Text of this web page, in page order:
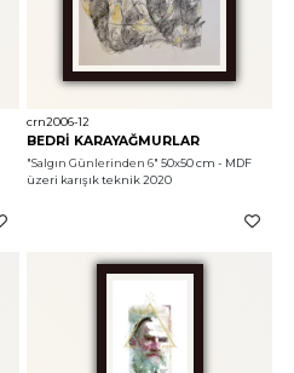
crn2006-12
BEDRİ KARAYAĞMURLAR
"Salgın Günlerinden 6" 50x50 cm - MDF
üzeri karışık teknik 2020